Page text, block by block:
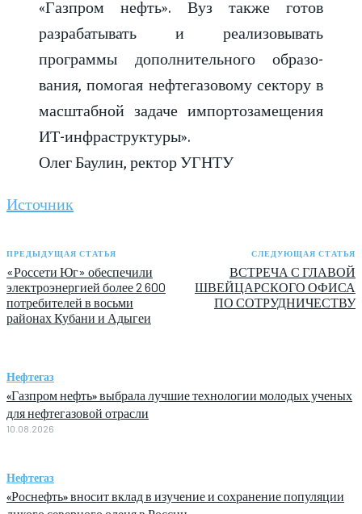
«Газпром нефть». Вуз также готов
разрабатывать и реализовывать
программы дополнительного образо-
вания, помогая нефтегазовому сектору в
масштабной задаче импортозамещения
ИТ-инфраструктуры».
Олег Баулин, ректор УГНТУ
Источник
ПРЕДЫДУЩАЯ СТАТЬЯ
«Россети Юг» обеспечили
электроэнергией более 2 600
потребителей в восьми
районах Кубани и Адыгеи
СЛЕДУЮЩАЯ СТАТЬЯ
ВСТРЕЧА С ГЛАВОЙ
ШВЕЙЦАРСКОГО ОФИСА
ПО СОТРУДНИЧЕСТВУ
Нефтегаз
«Газпром нефть» выбрала лучшие технологии молодых ученых
для нефтегазовой отрасли
10.08.2026
Нефтегаз
«Роснефть» вносит вклад в изучение и сохранение популяции